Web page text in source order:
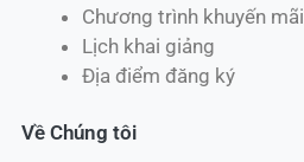
Chương trình khuyến mãi
Lịch khai giảng
Địa điểm đăng ký
Về Chúng tôi